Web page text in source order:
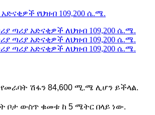
የመራባት ሽፋን 84,600 ሚ.ሜ ሊሆን ይችላል.
ቦታ ውስጥ ቁመቱ ከ 5 ሜትር በላይ ነው.